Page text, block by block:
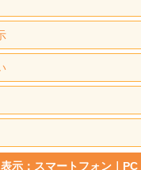
表示：スマートフォン｜ PC